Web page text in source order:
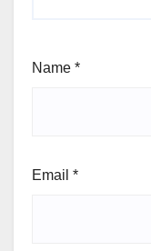
Name *
Email *